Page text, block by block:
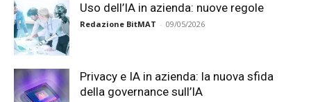
Uso dell’IA in azienda: nuove regole
Redazione BitMAT - 09/05/2026
Privacy e IA in azienda: la nuova sfida
della governance sull’IA